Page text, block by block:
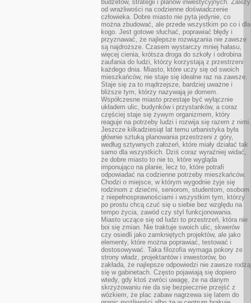
budżetów, strategii i planów inwestycyjnych. Zależy
od wrażliwości na codzienne doświadczenie
człowieka. Dobre miasto nie pyta jedynie, co
można zbudować, ale przede wszystkim po co i dla
kogo. Jest gotowe słuchać, poprawiać błędy i
przyznawać, że najlepsze rozwiązania nie zawsze
są najdroższe. Czasem wystarczy mniej hałasu,
więcej cienia, krótsza droga do szkoły i odrobina
zaufania do ludzi, którzy korzystają z przestrzeni
każdego dnia. Miasto, które uczy się od swoich
mieszkańców, nie staje się idealne raz na zawsze.
Staje się za to mądrzejsze, bardziej uważne i
bliższe tym, którzy nazywają je domem.
Współczesne miasto przestaje być wyłącznie
układem ulic, budynków i przystanków, a coraz
częściej staje się żywym organizmem, który
reaguje na potrzeby ludzi i rozwija się razem z nimi.
Jeszcze kilkadziesiąt lat temu urbanistyka była
głównie sztuką planowania przestrzeni z góry,
według sztywnych założeń, które miały działać tak
samo dla wszystkich. Dziś coraz wyraźniej widać,
że dobre miasto to nie to, które wygląda
imponująco na planie, lecz to, które potrafi
odpowiadać na codzienne potrzeby mieszkańców.
Chodzi o miejsce, w którym wygodnie żyje się
rodzinom z dziećmi, seniorom, studentom, osobom
z niepełnosprawnościami i wszystkim tym, którzy
po prostu chcą czuć się u siebie bez względu na
tempo życia, zawód czy styl funkcjonowania.
Miasto uczące się od ludzi to przestrzeń, która nie
boi się zmian. Nie traktuje swoich ulic, skwerów
czy osiedli jako zamkniętych projektów, ale jako
elementy, które można poprawiać, testować i
dostosowywać. Taka filozofia wymaga pokory ze
strony władz, projektantów i inwestorów, bo
zakłada, że najlepsze odpowiedzi nie zawsze rodzą
się w gabinetach. Często pojawiają się dopiero
wtedy, gdy ktoś zwróci uwagę, że na danym
skrzyżowaniu nie da się bezpiecznie przejść z
wózkiem, że plac zabaw nagrzewa się latem do